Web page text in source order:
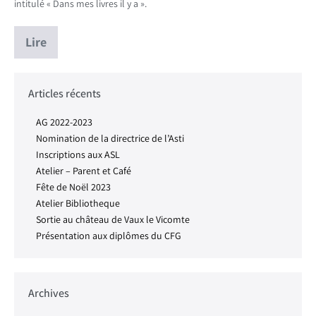
intitulé « Dans mes livres il y a ».
Lire
Articles récents
AG 2022-2023
Nomination de la directrice de l’Asti
Inscriptions aux ASL
Atelier – Parent et Café
Fête de Noël 2023
Atelier Bibliotheque
Sortie au château de Vaux le Vicomte
Présentation aux diplômes du CFG
Archives